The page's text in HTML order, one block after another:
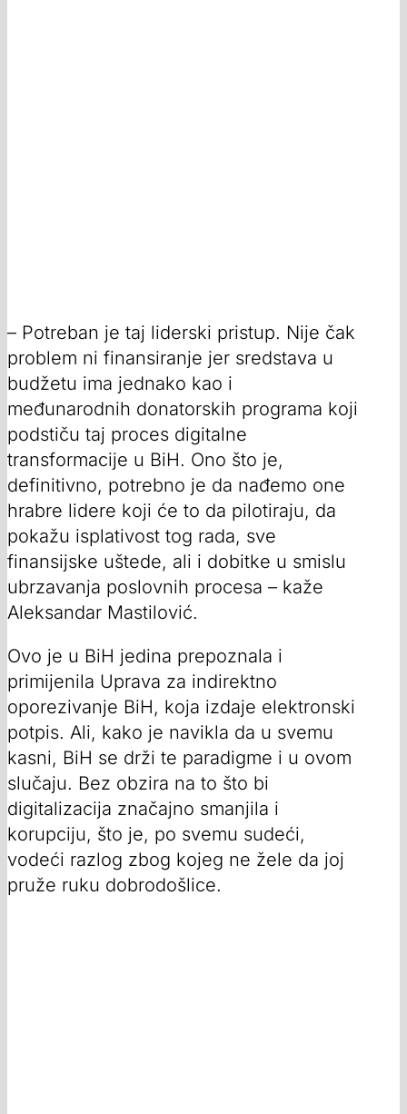
– Potreban je taj liderski pristup. Nije čak
problem ni finansiranje jer sredstava u
budžetu ima jednako kao i
međunarodnih donatorskih programa koji
podstiču taj proces digitalne
transformacije u BiH. Ono što je,
definitivno, potrebno je da nađemo one
hrabre lidere koji će to da pilotiraju, da
pokažu isplativost tog rada, sve
finansijske uštede, ali i dobitke u smislu
ubrzavanja poslovnih procesa – kaže
Aleksandar Mastilović.
Ovo je u BiH jedina prepoznala i
primijenila Uprava za indirektno
oporezivanje BiH, koja izdaje elektronski
potpis. Ali, kako je navikla da u svemu
kasni, BiH se drži te paradigme i u ovom
slučaju. Bez obzira na to što bi
digitalizacija značajno smanjila i
korupciju, što je, po svemu sudeći,
vodeći razlog zbog kojeg ne žele da joj
pruže ruku dobrodošlice.